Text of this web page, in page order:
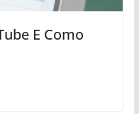
E Como